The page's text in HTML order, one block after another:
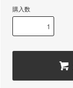
購入数